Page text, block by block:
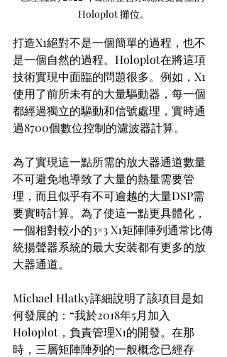
Holoplot 攤位。
打造X1絕對不是一個簡單的過程，也不
是一個自然的過程。Holoplot在將這項
技術實現中面臨的問題很多。例如，X1
使用了前所未有的大量驅動器，每一個
都經過獨立的驅動和信號處理，實時通
過8700個數位控制的濾波器計算。
為了實現這一點所需的放大器通道數量
不可避免地導致了大量的熱量需要管
理，而且似乎有不可逾越的大量DSP需
要實時計算。為了使這一點更具體化，
一個相對較小的3×3 X1矩陣陣列通常比傳
統揚聲器系統的最大安裝都有更多的放
大器通道。
Michael Hlatky詳細說明了該項目是如
何發展的：“我於2018年5月加入
Holoplot，負責管理X1的開發。在那
時，三層矩陣陣列的一般概念已經存